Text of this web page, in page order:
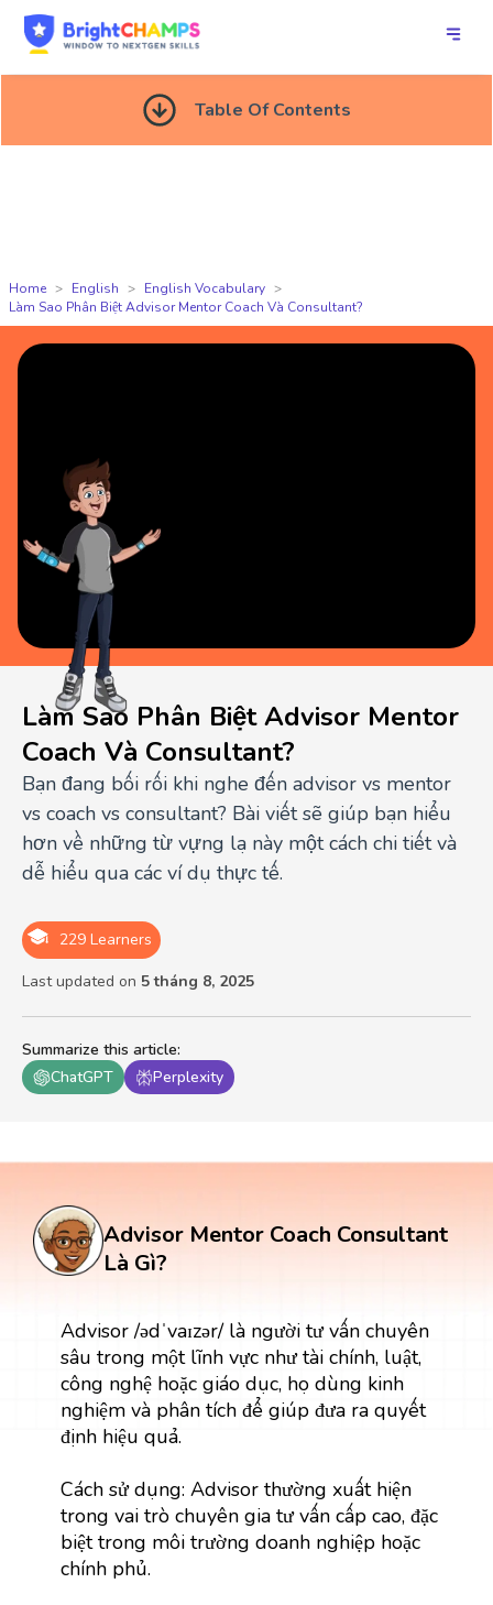
Table Of Contents
Home English
English Vocabulary
Làm Sao Phân Biệt Advisor Mentor Coach Và Consultant?
Summarize this article:
ChatGPT
Perplexity
229 Learners
Last updated on 5 tháng 8, 2025
Làm Sao Phân Biệt Advisor Mentor
Coach Và Consultant?
Bạn đang bối rối khi nghe đến advisor vs mentor
vs coach vs consultant? Bài viết sẽ giúp bạn hiểu
hơn về những từ vựng lạ này một cách chi tiết và
dễ hiểu qua các ví dụ thực tế.
Advisor Mentor Coach Consultant
Là Gì?
Advisor /ədˈvaɪzər/ là người tư vấn chuyên
sâu trong một lĩnh vực như tài chính, luật,
công nghệ hoặc giáo dục, họ dùng kinh
nghiệm và phân tích để giúp đưa ra quyết
định hiệu quả.
Cách sử dụng: Advisor thường xuất hiện
trong vai trò chuyên gia tư vấn cấp cao, đặc
biệt trong môi trường doanh nghiệp hoặc
chính phủ.